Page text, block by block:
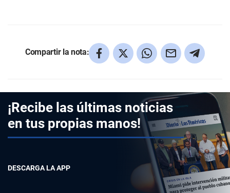
Compartir la nota:
¡Recibe las últimas noticias
en tus propias manos!
DESCARGA LA APP